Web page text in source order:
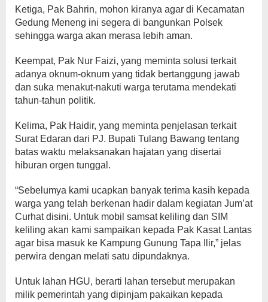
Ketiga, Pak Bahrin, mohon kiranya agar di Kecamatan
Gedung Meneng ini segera di bangunkan Polsek
sehingga warga akan merasa lebih aman.
Keempat, Pak Nur Faizi, yang meminta solusi terkait
adanya oknum-oknum yang tidak bertanggung jawab
dan suka menakut-nakuti warga terutama mendekati
tahun-tahun politik.
Kelima, Pak Haidir, yang meminta penjelasan terkait
Surat Edaran dari PJ. Bupati Tulang Bawang tentang
batas waktu melaksanakan hajatan yang disertai
hiburan orgen tunggal.
“Sebelumya kami ucapkan banyak terima kasih kepada
warga yang telah berkenan hadir dalam kegiatan Jum’at
Curhat disini. Untuk mobil samsat keliling dan SIM
keliling akan kami sampaikan kepada Pak Kasat Lantas
agar bisa masuk ke Kampung Gunung Tapa Ilir,” jelas
perwira dengan melati satu dipundaknya.
Untuk lahan HGU, berarti lahan tersebut merupakan
milik pemerintah yang dipinjam pakaikan kepada